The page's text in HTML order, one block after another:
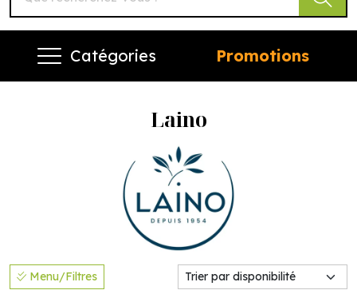
Catégories Promotions
Laino
Menu/Filtres